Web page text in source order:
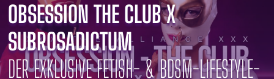
OBSESSION THE CLUB X
SUBROSADICTUM
DER EXKLUSIVE FETISH- & BDSM-LIFESTYLE-